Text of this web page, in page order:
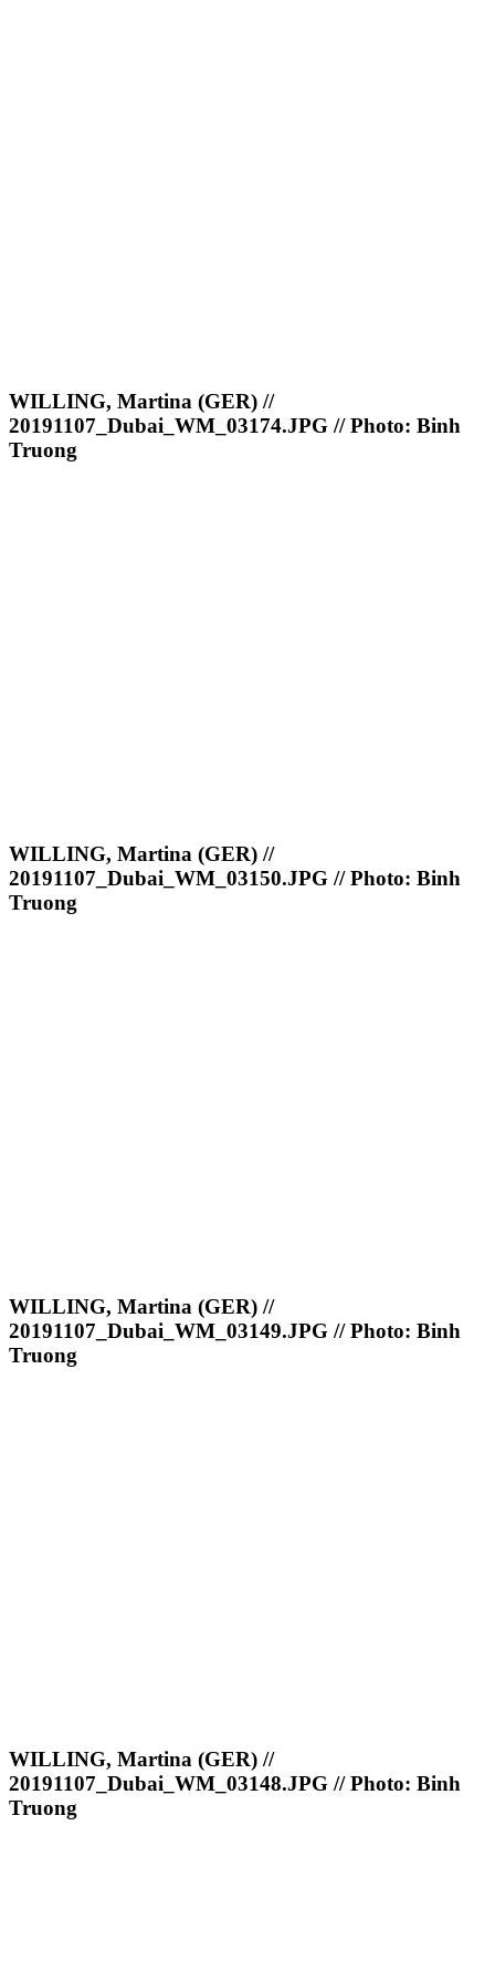
WILLING, Martina (GER) //
20191107_Dubai_WM_03174.JPG // Photo: Binh
Truong
WILLING, Martina (GER) //
20191107_Dubai_WM_03150.JPG // Photo: Binh
Truong
WILLING, Martina (GER) //
20191107_Dubai_WM_03149.JPG // Photo: Binh
Truong
WILLING, Martina (GER) //
20191107_Dubai_WM_03148.JPG // Photo: Binh
Truong